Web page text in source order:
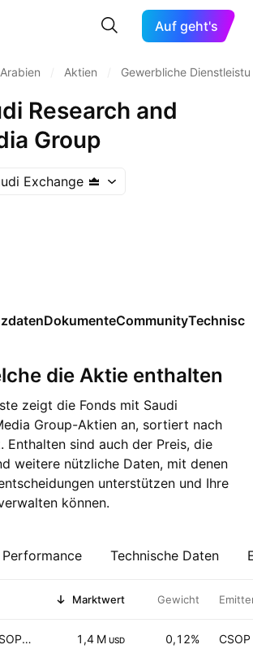
Auf geht's
Aktien Gewerbliche
Research and
Group
Exchange
DokumenteCommunity
die Aktie enthalten
zeigt die Fonds mit Saudi
Group-Aktien an, sortiert nach
Enthalten sind auch der Preis, die
weitere nützliche Daten, mit denen
unterstützen und Ihre
können.
Performance Technische Daten
Marktwert Gewicht
CSOP Saudi Arabia ETF HKD Counter 1,4 M USD 0,12%